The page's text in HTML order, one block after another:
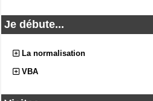
Je débute...
La normalisation
VBA